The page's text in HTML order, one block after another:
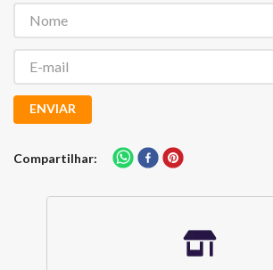
ENVIAR
Compartilhar